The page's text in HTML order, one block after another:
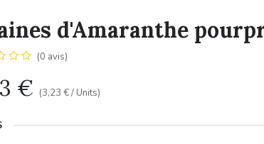
d'Amaranthe
(0 avis)
€ (3,23 €/ Units)